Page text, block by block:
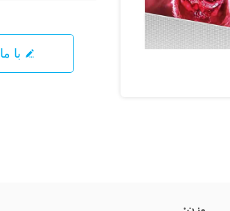
با